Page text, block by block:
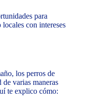
para
con intereses
los perros de
varias maneras
te explico cómo: